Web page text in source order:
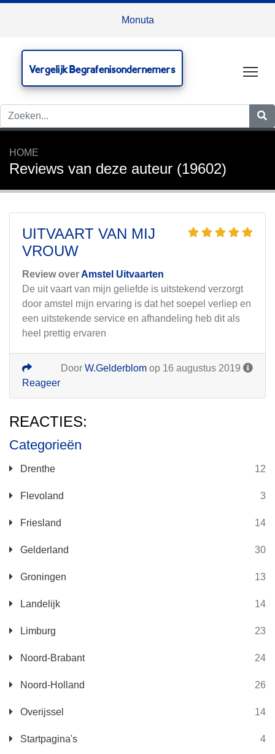
Monuta
Vergelijk Begrafenisondernemers
HOME
Reviews van deze auteur (19602)
Categorieën
Drenthe 12
Flevoland 3
Friesland 14
Gelderland 30
Groningen 13
Landelijk 14
Limburg 23
Noord-Brabant 24
Noord-Holland 26
Overijssel 14
Startpagina's 4
UITVAART VAN MIJ
VROUW
Review overAmstel Uitvaarten
De uit vaart van mijn geliefde is uitstekend verzorgt
door amstel mijn ervaring is dat het soepel verliep en
een uitstekende service en afhandeling heb dit als
heel prettig ervaren
Door W.Gelderblom op 16 augustus 2019
Reageer
REACTIES: